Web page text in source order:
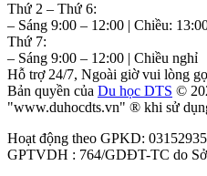
Thứ 2 – Thứ 6:
– Sáng 9:00 – 12:00 | Chiều:
Thứ 7:
– Sáng 9:00 – 12:00 | Chiều nghỉ
Hỗ trợ 24/7, Ngoài giờ vui lòng
Bản quyền của Du học DTS ©
"www.duhocdts.vn" ® khi sử
Hoạt động theo GPKD:
GPTVDH : 764/GDĐT-TC do